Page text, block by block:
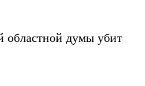
областной думы убит